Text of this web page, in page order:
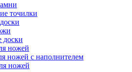
точилки
доски
ножей
ножей с наполнителем
ножей